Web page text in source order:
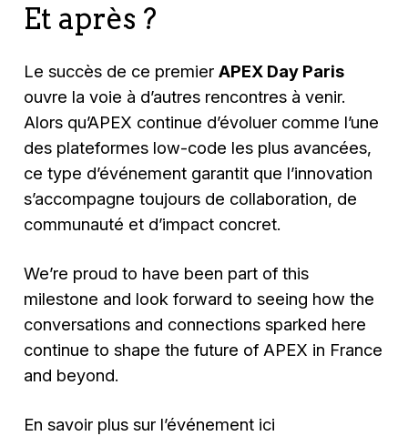
Et après ?
Le succès de ce premierAPEX Day Paris
ouvre la voie à d’autres rencontres à venir.
Alors qu’APEX continue d’évoluer comme l’une
des plateformes low-code les plus avancées,
ce type d’événement garantit que l’innovation
s’accompagne toujours de collaboration, de
communauté et d’impact concret.
We’re proud to have been part of this
milestone and look forward to seeing how the
conversations and connections sparked here
continue to shape the future of APEX in France
and beyond.
En savoir plus sur l’événement ici